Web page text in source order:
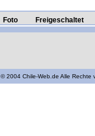
Foto Freigeschaltet
© 2004 Chile-Web.de Alle Rechte